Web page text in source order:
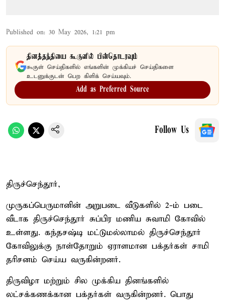
Published on: 30 May 2026, 1:21 pm
தினத்தந்தியை கூகுளில் பின்தொடரவும்
கூகுள் செய்திகளில் எங்களின் முக்கியச் செய்திகளை
உடனுக்குடன் பெற கிளிக் செய்யவும்.
Add as Preferred Source
Follow Us
திருச்செந்தூர்,
முருகப்பெருமானின் அறுபடை வீடுகளில் 2-ம் படை
வீடாக திருச்செந்தூர் சுப்பிர மணிய சுவாமி கோவில்
உள்ளது. கந்தசஷ்டி மட்டுமல்லாமல் திருச்செந்தூர்
கோவிலுக்கு நாள்தோறும் ஏராளமான பக்தர்கள் சாமி
தரிசனம் செய்ய வருகின்றனர்.
திருவிழா மற்றும் சில முக்கிய தினங்களில்
லட்சக்கணக்கான பக்தர்கள் வருகின்றனர். பொது